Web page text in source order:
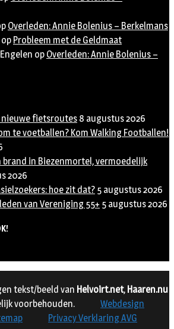
Overleden: Annie Bolenius – Berkelmans
op Probleem met de Geldmaat
op Overleden: Annie Bolenius –
nieuwe fietsroutes 8 augustus 2026
te voetballen? Kom Walking Footballen!
brand in Biezenmortel, vermoedelijk
2026
hoe zit dat? 5 augustus 2026
van Vereniging 55+ 5 augustus 2026
tekst/beeld van Helvoirt.net, Haaren.nu
voorbehouden.
Webdesign
Privacy Verklaring AVG